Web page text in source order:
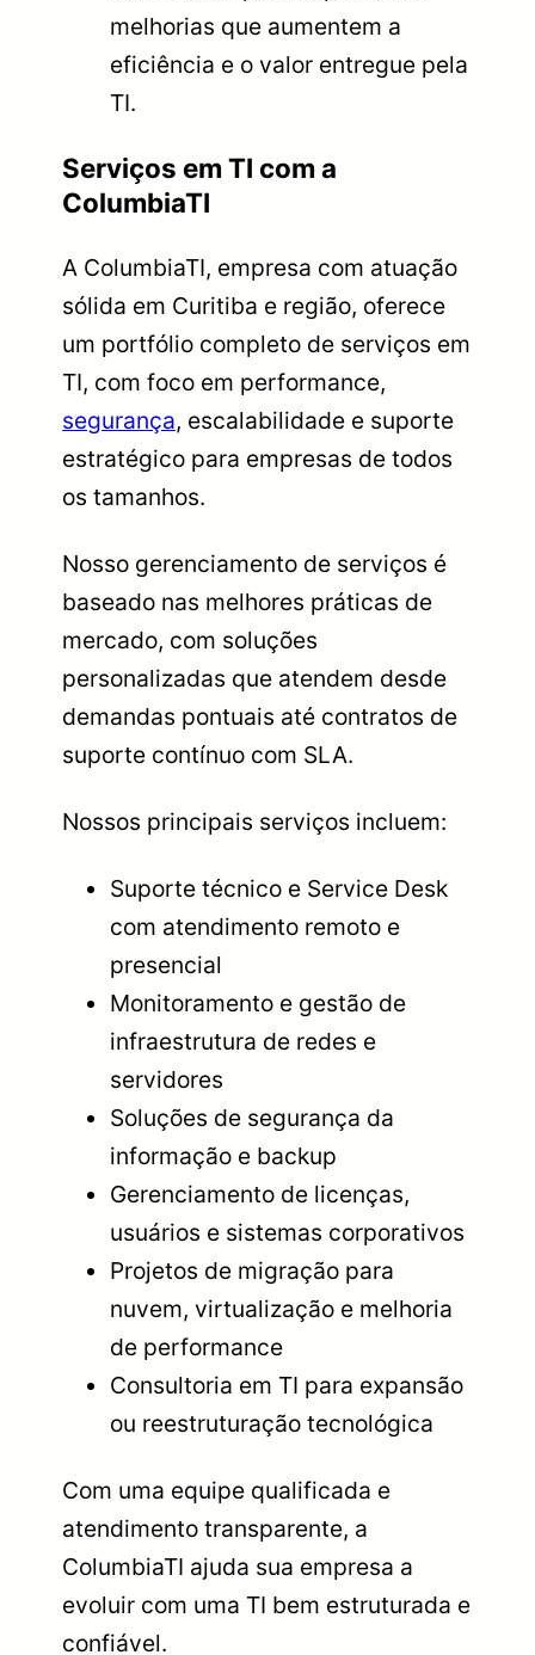
melhorias que aumentem a
eficiência e o valor entregue pela
TI.
Serviços em TI com a
ColumbiaTI
A ColumbiaTI, empresa com atuação
sólida em Curitiba e região, oferece
um portfólio completo de serviços em
TI, com foco em performance,
segurança, escalabilidade e suporte
estratégico para empresas de todos
os tamanhos.
Nosso gerenciamento de serviços é
baseado nas melhores práticas de
mercado, com soluções
personalizadas que atendem desde
demandas pontuais até contratos de
suporte contínuo com SLA.
Nossos principais serviços incluem:
Suporte técnico e Service Desk
com atendimento remoto e
presencial
Monitoramento e gestão de
infraestrutura de redes e
servidores
Soluções de segurança da
informação e backup
Gerenciamento de licenças,
usuários e sistemas corporativos
Projetos de migração para
nuvem, virtualização e melhoria
de performance
Consultoria em TI para expansão
ou reestruturação tecnológica
Com uma equipe qualificada e
atendimento transparente, a
ColumbiaTI ajuda sua empresa a
evoluir com uma TI bem estruturada e
confiável.